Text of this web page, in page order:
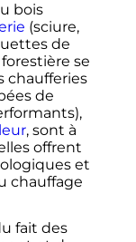
bois
(sciure,
de
se
chaufferies
de
, sont à
offrent
et
chauffage
fait des